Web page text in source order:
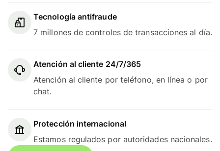
Tecnología antifraude
7 millones de controles de transacciones al día.
Atención al cliente 24/7/365
Atención al cliente por teléfono, en línea o por
chat.
Protección internacional
Estamos regulados por autoridades nacionales.